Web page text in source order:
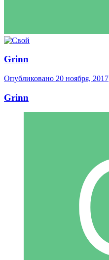
Grinn
Опубликовано 20 ноября, 2017
Grinn